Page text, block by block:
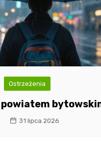
Ostrzeżenia
powiatem
31 lipca 2026